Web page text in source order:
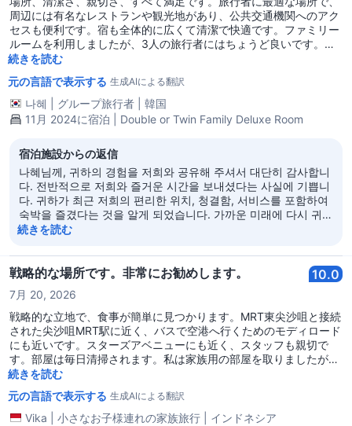
周辺には有名なレストランや観光地があり、公共交通機関へのアク
セスも便利です。宿も全体的に広くて清潔で快適です。ファミリー
ルームを利用しましたが、3人の旅行者にはちょうど良いです。寝
具も清潔で広く、ふかふかしています。香港を再訪する際には再び
宿泊する意志があります。よく過ごしました。
続きを読む
元の言語で表示する 生成AIによる翻訳
나혜 グループ旅行者
韓国
11月 2024に宿泊 | Double or Twin Family Deluxe Room
宿泊施設からの返信
나혜님께, 귀하의 경험을 저희와 공유해 주셔서 대단히 감사합니
다. 전반적으로 저희와 즐거운 시간을 보내셨다는 사실에 기쁩니
다. 귀하가 최근 저희의 편리한 위치, 청결함, 서비스를 포함하여
숙박을 즐겼다는 것을 알게 되었습니다. 가까운 미래에 다시 귀하
를 맞이할 수 있기를 진심으로 기대합니다. 최고의 경의를 표합니
続きを読む
戦略的な場所です。非常にお勧めします。 10.0
7月 20, 2026
戦略的な立地で、食事が簡単に見つかります。MRT東尖沙咀と接続
された尖沙咀MRT駅に近く、バスで空港へ行くためのモディロード
にも近いです。スターズアベニューにも近く、スタッフも親切で
す。部屋は毎日清掃されます。私は家族用の部屋を取りましたが、
4人用で非常に広いです。安い価格で提供されました。
続きを読む
元の言語で表示する 生成AIによる翻訳
Vika 小さなお子様連れの家族旅行
インドネシア